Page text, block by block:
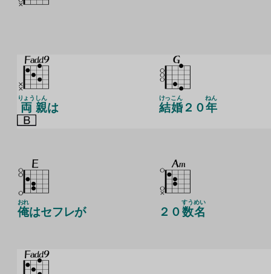
両
りょう
親
しん
は 結
けっ
婚
こん
２０年
ねん
俺
おれ
はセフレが ２０数
すう
名
めい